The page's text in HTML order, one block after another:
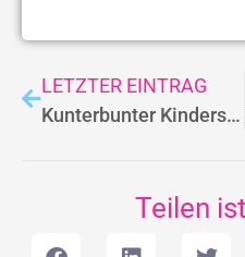
LETZTER EINTRAG
Kunterbunter Kindersommer
Teilen